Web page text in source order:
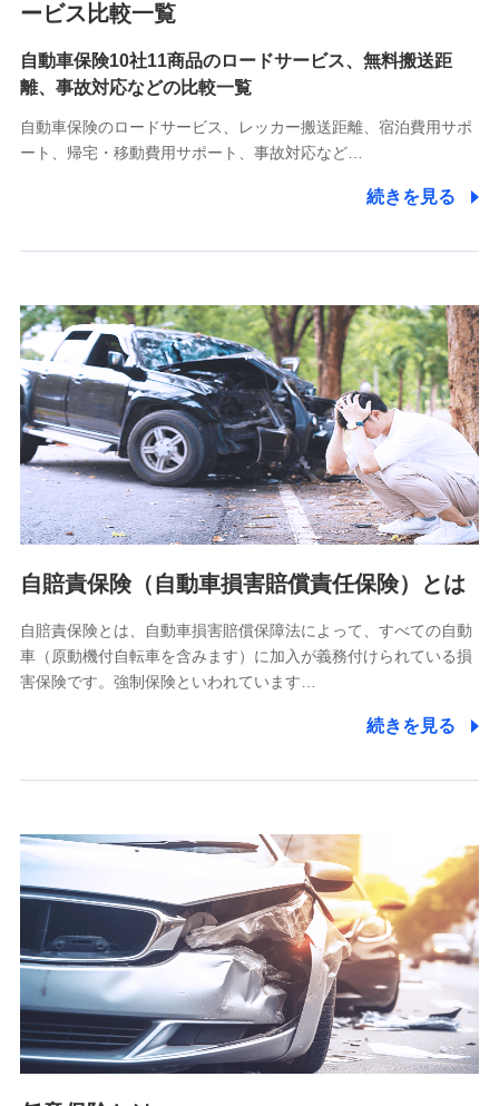
各種お問い合わせに対応するため
10.受託業務の 個人情報
受託業務の遂行およびこれらに準ずる業務の遂行のため
11.マイカー通勤管理クラウド並びに法人向けASPサー
をお送りするため
分析するため
当社の対応品質向上やお問い合わせ内容の正確な把握のため
個人情報保護管理者の職名、連絡先
株式会社ドコモ・インシュアランス 営業部長
〒103-0013 東京都中央区日本橋人形町2-14-10 アーバン
ネット日本橋ビル 3F
株式会社ドコモ・インシュアランス
個人情報の第三者提供について
除き、第三者に提供いたしません。
業務の委託
当社は利用目的の達成に必要な範囲内において個人情報の取
【共同して利用される利用データの項目】
当社又は株式会社NTTドコモがサービス提供等を通じて取得
した、以下の情報などの個人データ
基本情報
氏名、電話番号、メールアドレス、お客さまの識別子、
属性、連絡先、dポイントサービスのご利用に関する情
報。例として、dポイントカード番号、性別、年齢、家族
構成、住所、dポイント残高、dポイント利用履歴などが
含まれます。
ービス比較一覧
自動車保険10社11商品のロードサービス、無料搬送距
離、事故対応などの比較一覧
自動車保険のロードサービス、レッカー搬送距離、宿泊費用サポ
ート、帰宅・移動費用サポート、事故対応など…
続きを見る
自賠責保険（自動車損害賠償責任保険）とは
自賠責保険とは、自動車損害賠償保障法によって、すべての自動
車（原動機付自転車を含みます）に加入が義務付けられている損
害保険です。強制保険といわれています…
続きを見る